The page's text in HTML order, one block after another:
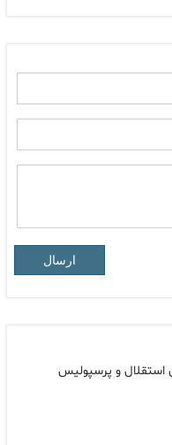
ارسال
استقلال و پرسپولیس